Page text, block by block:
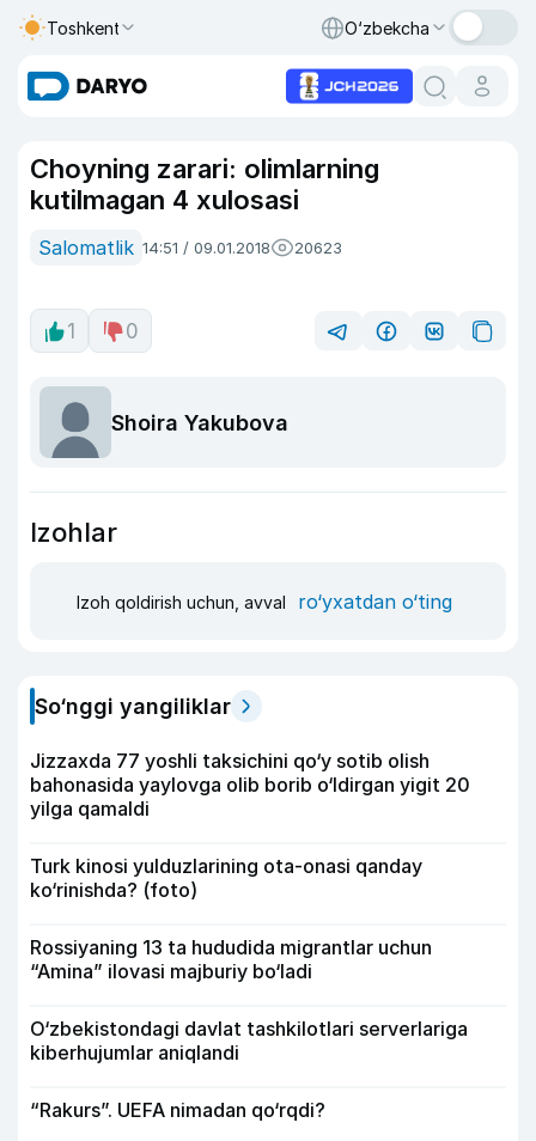
Toshkent O‘zbekcha
Choyning zarari: olimlarning
kutilmagan 4 xulosasi
Salomatlik 14:51 / 09.01.2018 20623
1 0
Shoira Yakubova
Izohlar
Izoh qoldirish uchun, avval ro‘yxatdan o‘ting
So‘nggi yangiliklar
Jizzaxda 77 yoshli taksichini qo‘y sotib olish
bahonasida yaylovga olib borib o‘ldirgan yigit 20
yilga qamaldi
Turk kinosi yulduzlarining ota-onasi qanday
ko‘rinishda? (foto)
Rossiyaning 13 ta hududida migrantlar uchun
“Amina” ilovasi majburiy bo‘ladi
O‘zbekistondagi davlat tashkilotlari serverlariga
kiberhujumlar aniqlandi
“Rakurs”. UEFA nimadan qo‘rqdi?